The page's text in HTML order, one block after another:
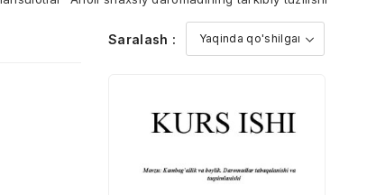
Saralash :